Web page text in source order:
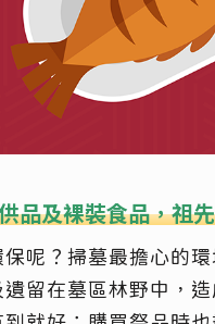
品及裸裝食品，祖
呢？掃墓最擔心的
留在墓區林野中，